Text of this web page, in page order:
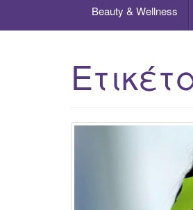
Beauty & Wellness